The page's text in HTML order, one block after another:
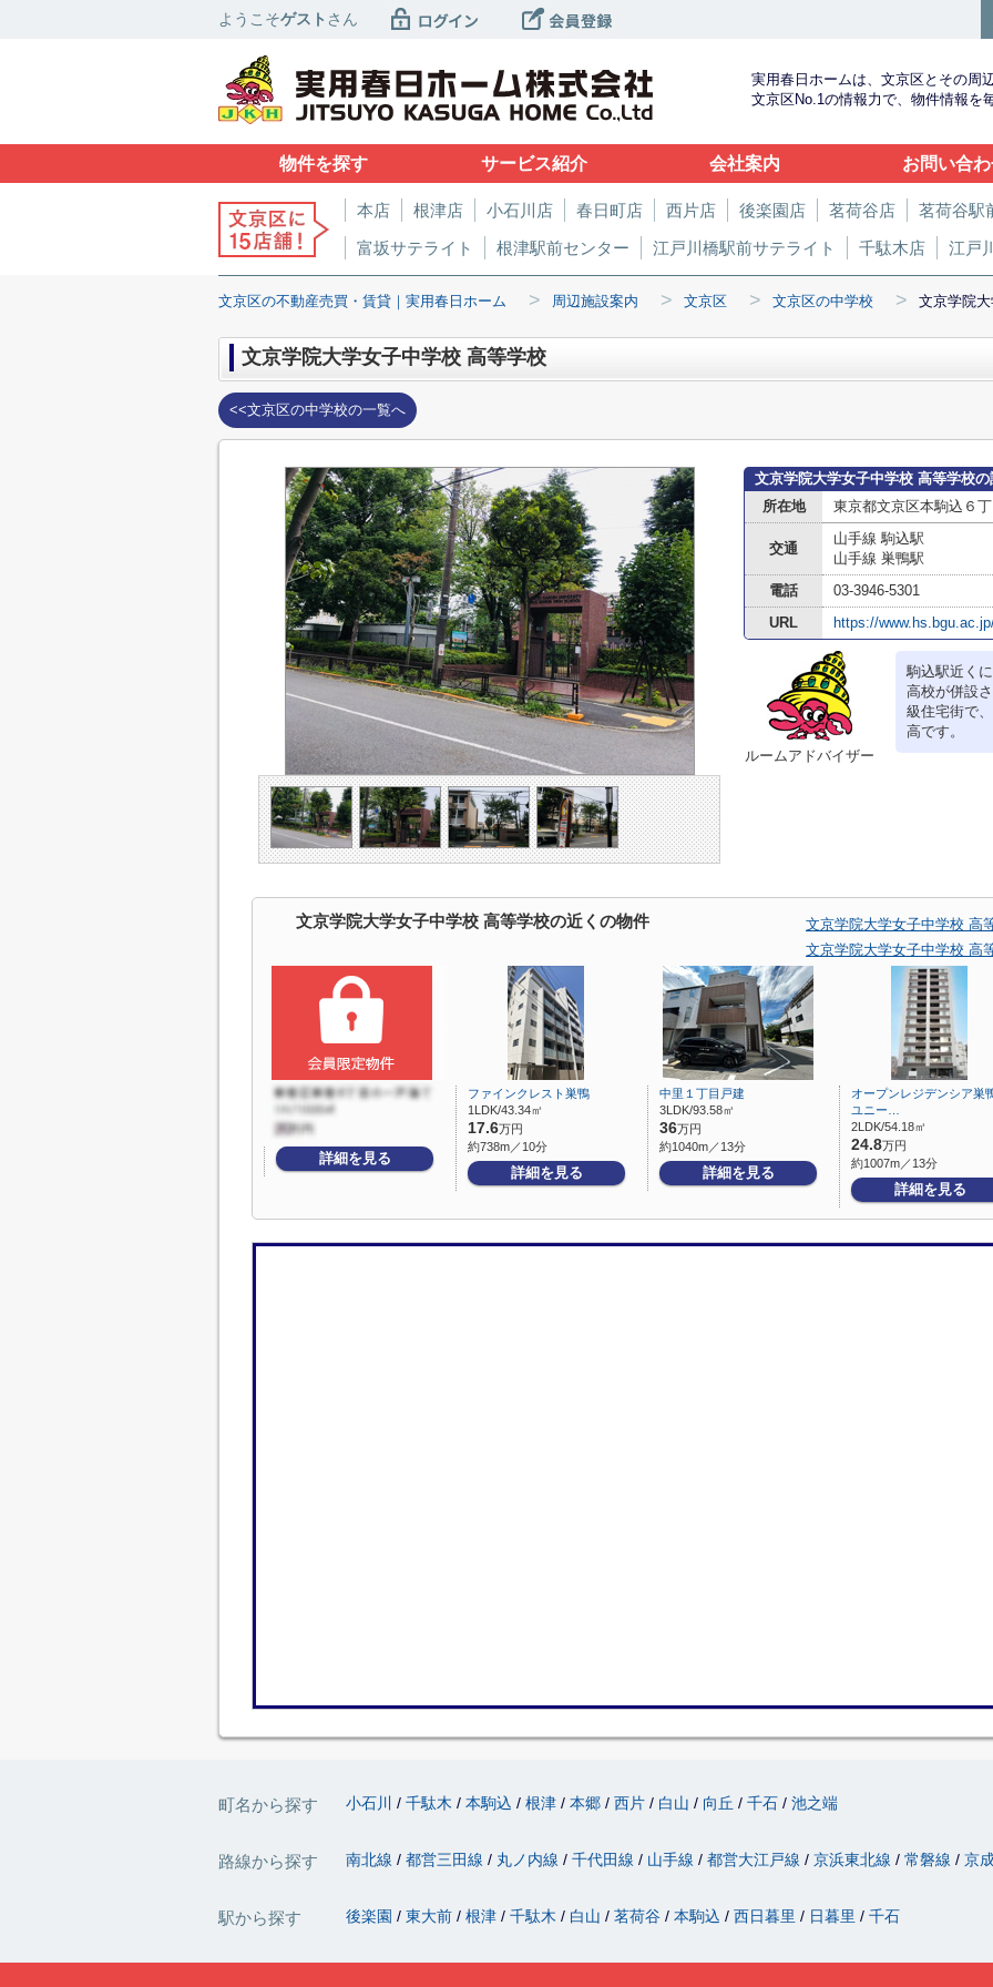
ようこそゲスト さん
実用春日ホームは、文京区とその周
文京区No.1の情報力で、物件情報を
物件を探す サービス紹介 会社案内 お問い合
本店 根津店 小石川店 春日町店 西片店 後楽園店 茗荷谷店
茗荷谷駅
富坂サテライト
根津駅前センター 江戸川橋駅前サテライト 千駄木店 江戸
文京区の不動産売買・賃貸｜実用春日ホーム > 周辺施設案内 > 文京区 > 文京区の中学校 > 文京学院
文京学院大学女子中学校 高等学校
<<文京区の中学校の一覧へ
文京学院大学女子中学校 高等学校
所在地
東京都文京区本駒込６
交通
山手線 駒込駅
山手線 巣鴨駅
電話
03-3946-5301
URL
https://
ルームアドバイザー
駒込駅近く
高校が併設
級住宅街で
高です。
文京学院大学女子中学校 高等学校の近くの物件
文京学院大学女子中学校 高
文京学院大学女子中学校 高
詳細を見る
ファインクレスト巣鴨
1LDK/43.34㎡
17.6万円
約738m／10分
詳細を見る
中里１丁目戸建
3LDK/93.58㎡
36万円
約1040m／13分
詳細を見る
オープンレジデンシア巣
ユニー…
2LDK/54.18㎡
24.8万円
約1007m／13分
詳細を見る
町名から探す 小石川 千駄木 本駒込 根津 本郷 西片 白山 向丘 千石 池之端
路線から探す 南北線 都営三田線 丸ノ内線 千代田線 山手線 都営大江戸線 京浜東北線 常磐線 京
駅から探す 後楽園 東大前 根津 千駄木 白山 茗荷谷 本駒込 西日暮里 日暮里 千石